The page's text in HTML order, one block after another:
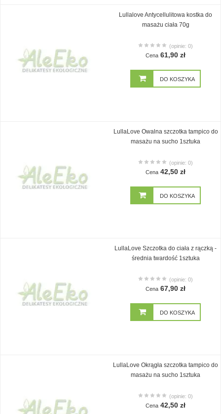
Lullalove Antycellulitowa kostka do
masażu ciała 70g
(opinie: 0)
Cena 61,90 zł
DO KOSZYKA
LullaLove Owalna szczotka tampico do
masażu na sucho 1sztuka
(opinie: 0)
Cena 42,50 zł
DO KOSZYKA
LullaLove Szczotka do ciała z rączką -
średnia twardość 1sztuka
(opinie: 0)
Cena 67,90 zł
DO KOSZYKA
LullaLove Okrągła szczotka tampico do
masażu na sucho 1sztuka
(opinie: 0)
Cena 42,50 zł